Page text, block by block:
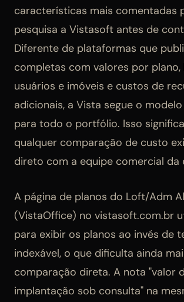
características mais comentadas
pesquisa a Vistasoft antes de
Diferente de plataformas que
completas com valores por plano,
usuários e imóveis e custos de
adicionais, a Vista segue o
para todo o portfólio. Isso
qualquer comparação de custo
direto com a equipe comercial da
A página de planos do Loft/Adm
(VistaOffice) no vistasoft.com.br
para exibir os planos ao invés de
indexável, o que dificulta ainda
comparação direta. A nota "valor
implantação sob consulta" na